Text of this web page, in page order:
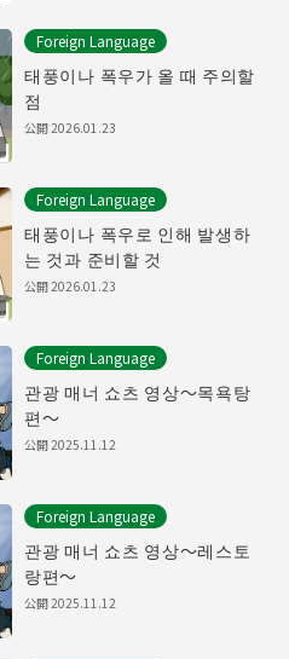
Foreign Language
태풍이나 폭우가 올 때 주의할
점
公開2026.01.23
Foreign Language
태풍이나 폭우로 인해 발생하
는 것과 준비할 것
公開2026.01.23
Foreign Language
관광 매너 쇼츠 영상～목욕탕
편～
公開2025.11.12
Foreign Language
관광 매너 쇼츠 영상～레스토
랑편～
公開2025.11.12